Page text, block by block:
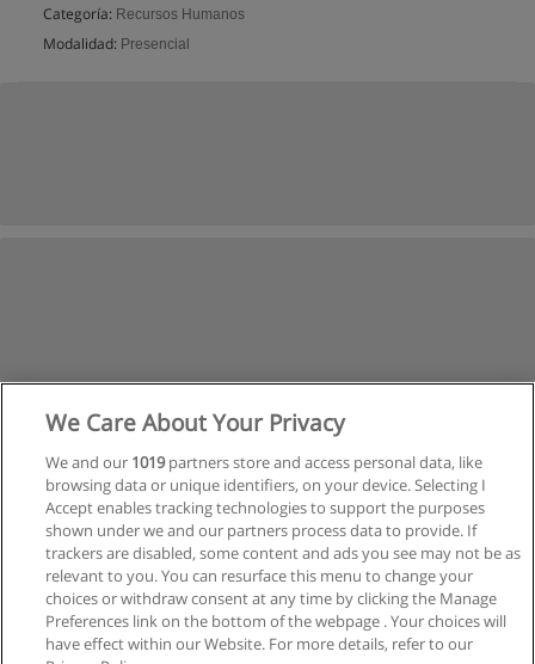
Categoría: Recursos Humanos
Modalidad: Presencial
We Care About Your Privacy
We and our 1019partners store and access personal data, like
browsing data or unique identifiers, on your device. Selecting I
Accept enables tracking technologies to support the purposes
shown under we and our partners process data to provide. If
trackers are disabled, some content and ads you see may not be as
relevant to you. You can resurface this menu to change your
choices or withdraw consent at any time by clicking the Manage
Preferences link on the bottom of the webpage . Your choices will
have effect within our Website. For more details, refer to our